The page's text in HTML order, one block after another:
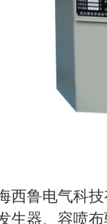
西鲁电气科
生器、容喷